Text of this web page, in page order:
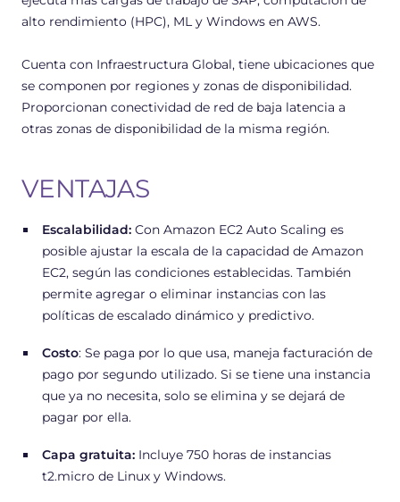
alto rendimiento (HPC), ML y Windows en AWS.
Cuenta con Infraestructura Global, tiene ubicaciones que
se componen por regiones y zonas de disponibilidad.
Proporcionan conectividad de red de baja latencia a
otras zonas de disponibilidad de la misma región.
VENTAJAS
Escalabilidad:Con Amazon EC2 Auto Scaling es
posible ajustar la escala de la capacidad de Amazon
EC2, según las condiciones establecidas. También
permite agregar o eliminar instancias con las
políticas de escalado dinámico y predictivo.
Costo: Se paga por lo que usa, maneja facturación de
pago por segundo utilizado. Si se tiene una instancia
que ya no necesita, solo se elimina y se dejará de
pagar por ella.
Capa gratuita:Incluye 750 horas de instancias
t2.micro de Linux y Windows.